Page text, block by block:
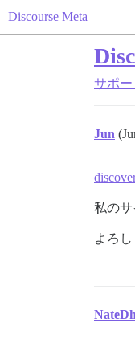
Discourse Meta
サポー
Jun
私のサ
よろし